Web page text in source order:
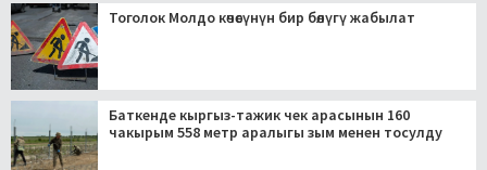
Тоголок Молдо көчөсүнүн бир бөлүгү жабылат
Баткенде кыргыз-тажик чек арасынын 160
чакырым 558 метр аралыгы зым менен тосулду